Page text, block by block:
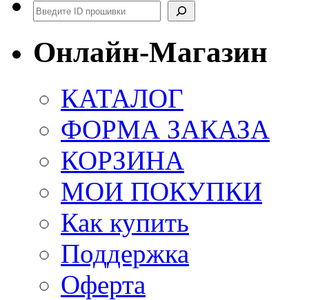
Поиск
Онлайн-Магазин
КАТАЛОГ
ФОРМА ЗАКАЗА
КОРЗИНА
МОИ ПОКУПКИ
Как купить
Поддержка
Оферта